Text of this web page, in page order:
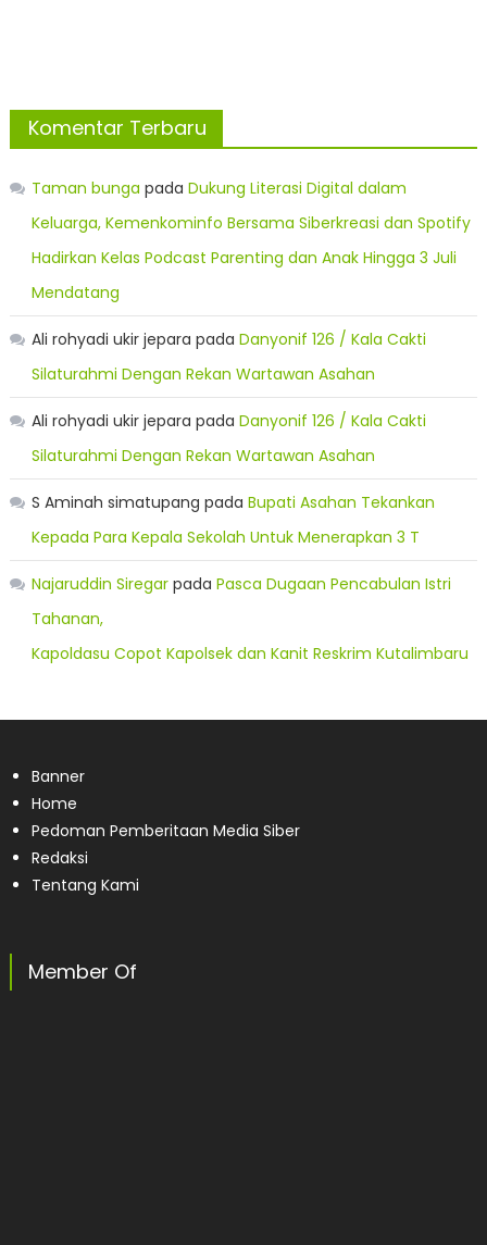
Komentar Terbaru
Taman bunga pada Dukung Literasi Digital dalam
Keluarga, Kemenkominfo Bersama Siberkreasi dan Spotify
Hadirkan Kelas Podcast Parenting dan Anak Hingga 3 Juli
Mendatang
Ali rohyadi ukir jepara pada Danyonif 126 / Kala Cakti
Silaturahmi Dengan Rekan Wartawan Asahan
Ali rohyadi ukir jepara pada Danyonif 126 / Kala Cakti
Silaturahmi Dengan Rekan Wartawan Asahan
S Aminah simatupang pada Bupati Asahan Tekankan
Kepada Para Kepala Sekolah Untuk Menerapkan 3 T
Najaruddin Siregarpada Pasca Dugaan Pencabulan Istri
Tahanan,
Kapoldasu Copot Kapolsek dan Kanit Reskrim Kutalimbaru
Banner
Home
Pedoman Pemberitaan Media Siber
Redaksi
Tentang Kami
Member Of